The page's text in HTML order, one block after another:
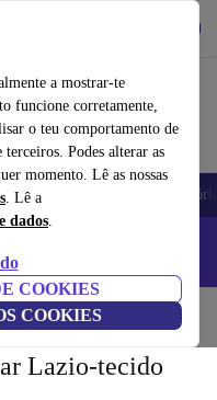
a mostrar-te
funcione corretamente,
o teu comportamento de
Podes alterar as
momento. Lê as nossas
. Lê a
dados.
COOKIES
COOKIES
– Código:
Lazio-tecido